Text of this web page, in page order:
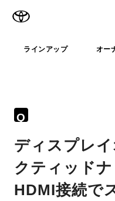
ラインアップ オー
Q
ディスプレ
クティッドナ
HDMI接続で